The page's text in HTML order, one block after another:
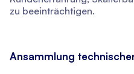
zu beeinträchtigen.
Ansammlung